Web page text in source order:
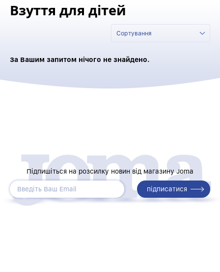
Взуття для дітей
Сортування
За Вашим запитом нічого не знайдено.
Підпишіться на розсилку новин від магазину Joma